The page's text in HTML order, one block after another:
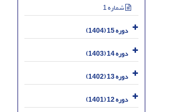
شماره 1
دوره 15 (1404)
دوره 14 (1403)
دوره 13 (1402)
دوره 12 (1401)